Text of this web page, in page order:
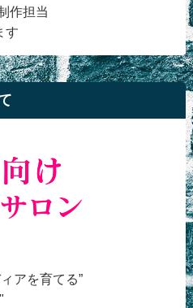
作担当
す
アを育てる”